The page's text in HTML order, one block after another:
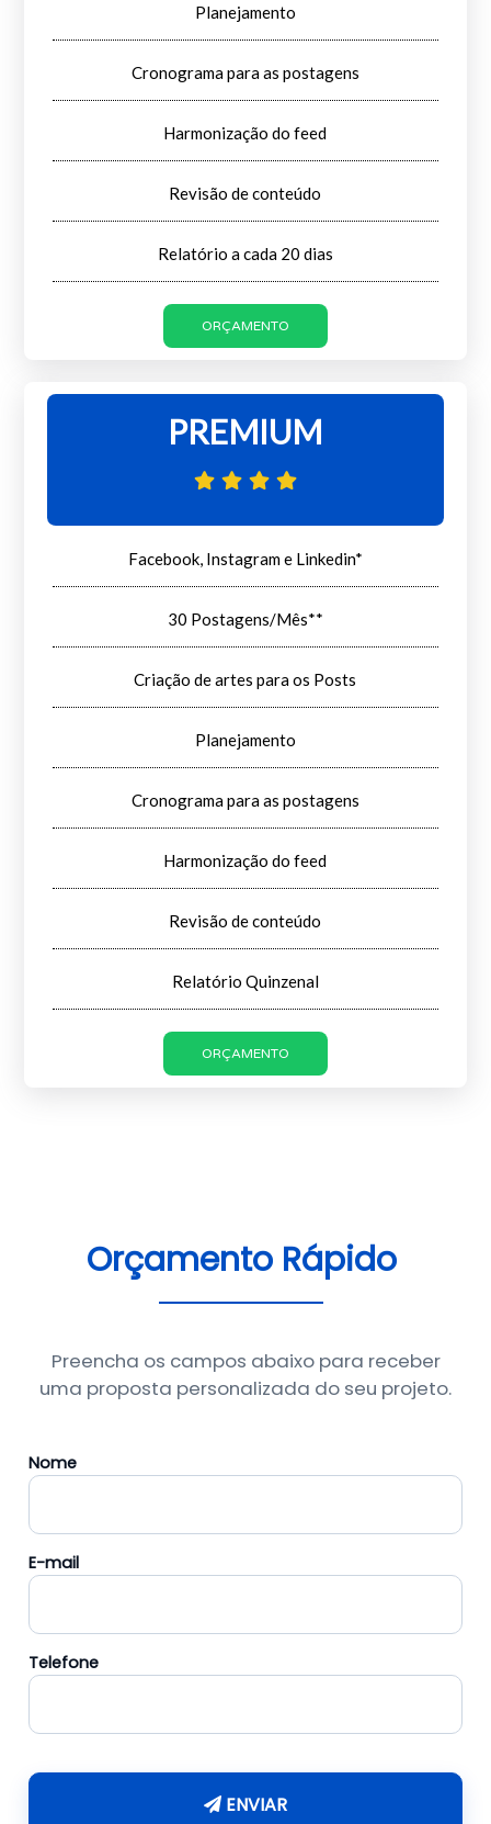
Planejamento
Cronograma para as postagens
Harmonização do feed
Revisão de conteúdo
Relatório a cada 20 dias
ORÇAMENTO
PREMIUM
Facebook, Instagram e Linkedin*
30 Postagens/Mês**
Criação de artes para os Posts
Planejamento
Cronograma para as postagens
Harmonização do feed
Revisão de conteúdo
Relatório Quinzenal
ORÇAMENTO
Orçamento Rápido
Preencha os campos abaixo para receber
uma proposta personalizada do seu projeto.
Nome
E-mail
Telefone
ENVIAR